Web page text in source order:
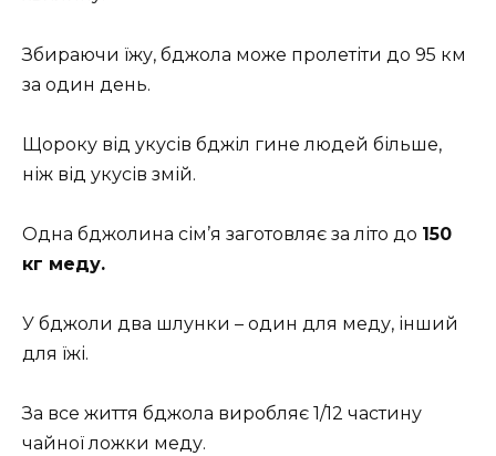
Збираючи їжу, бджола може пролетіти до 95 км
за один день.
Щороку від укусів бджіл гине людей більше,
ніж від укусів змій.
Одна бджолина сім’я заготовляє за літо до 150
кг меду.
У бджоли два шлунки – один для меду, інший
для їжі.
За все життя бджола виробляє 1/12 частину
чайної ложки меду.